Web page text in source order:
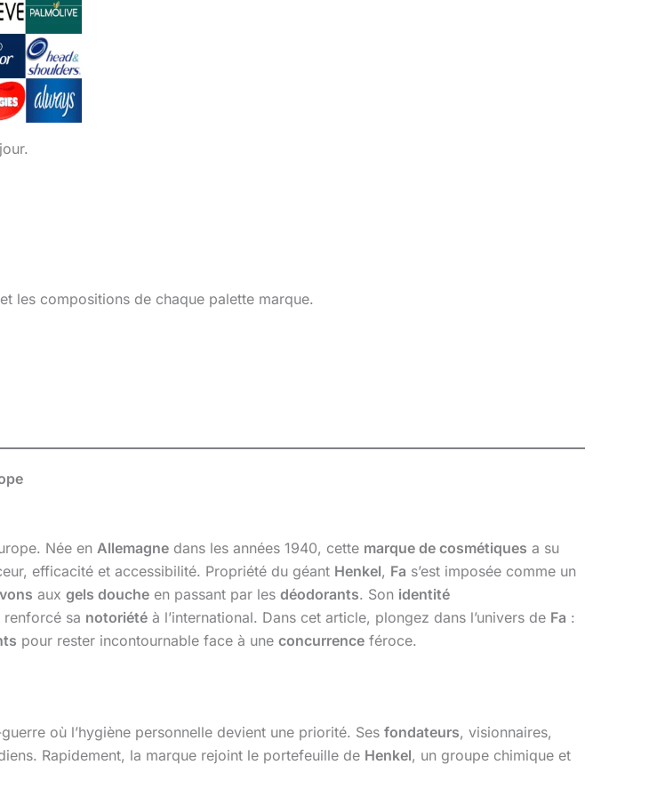
les compositions de chaque palette marque.
Née en Allemagne dans les années 1940, cette marque de cosmétiques a su
efficacité et accessibilité. Propriété du géant Henkel, Fa s’est imposée comme un
aux gels douche en passant par les déodorants. Son identité
renforcé sa notoriété à l’international. Dans cet article, plongez dans l’univers de Fa :
pour rester incontournable face à une concurrence féroce.
où l’hygiène personnelle devient une priorité. Ses fondateurs, visionnaires,
Rapidement, la marque rejoint le portefeuille de Henkel, un groupe chimique et